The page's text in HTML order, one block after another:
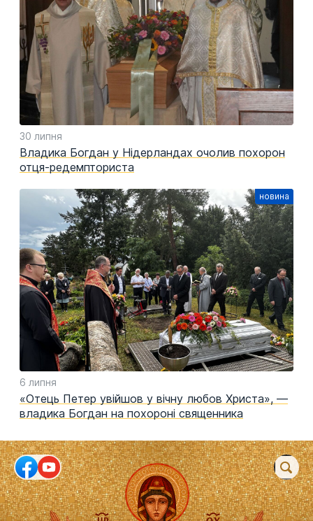
30 липня
Владика Богдан у Нідерландах очолив похорон
отця-редемпториста
6 липня
«Отець Петер увійшов у вічну любов Христа», —
владика Богдан на похороні священника